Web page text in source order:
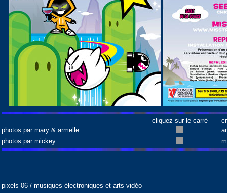
cliquez sur le carré
photos par mary & armelle
photos par mickey
pixels 06 / musiques électroniques et arts vidéo